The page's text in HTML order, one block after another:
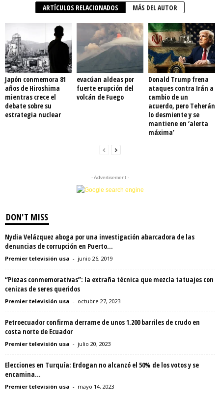
ARTÍCULOS RELACIONADOS MÁS DEL AUTOR
Japón conmemora 81
años de Hiroshima
mientras crece el
debate sobre su
estrategia nuclear
evacúan aldeas por
fuerte erupción del
volcán de Fuego
Donald Trump frena
ataques contra Irán a
cambio de un
acuerdo, pero Teherán
lo desmiente y se
mantiene en ‘alerta
máxima’
- Advertisement -
DON'T MISS
Nydia Velázquez aboga por una investigación abarcadora de las
denuncias de corrupción en Puerto...
Premier televisión usa - junio 26, 2019
“Piezas conmemorativas”: la extraña técnica que mezcla tatuajes con
cenizas de seres queridos
Premier televisión usa - octubre 27, 2023
Petroecuador confirma derrame de unos 1.200 barriles de crudo en
costa norte de Ecuador
Premier televisión usa - julio 20, 2023
Elecciones en Turquía: Erdogan no alcanzó el 50% de los votos y se
encamina...
Premier televisión usa - mayo 14, 2023